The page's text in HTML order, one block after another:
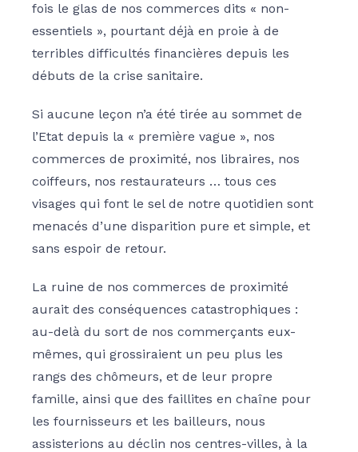
fois le glas de nos commerces dits « non-
essentiels », pourtant déjà en proie à de
terribles difficultés financières depuis les
débuts de la crise sanitaire.
Si aucune leçon n’a été tirée au sommet de
l’Etat depuis la « première vague », nos
commerces de proximité, nos libraires, nos
coiffeurs, nos restaurateurs … tous ces
visages qui font le sel de notre quotidien sont
menacés d’une disparition pure et simple, et
sans espoir de retour.
La ruine de nos commerces de proximité
aurait des conséquences catastrophiques :
au-delà du sort de nos commerçants eux-
mêmes, qui grossiraient un peu plus les
rangs des chômeurs, et de leur propre
famille, ainsi que des faillites en chaîne pour
les fournisseurs et les bailleurs, nous
assisterions au déclin nos centres-villes, à la